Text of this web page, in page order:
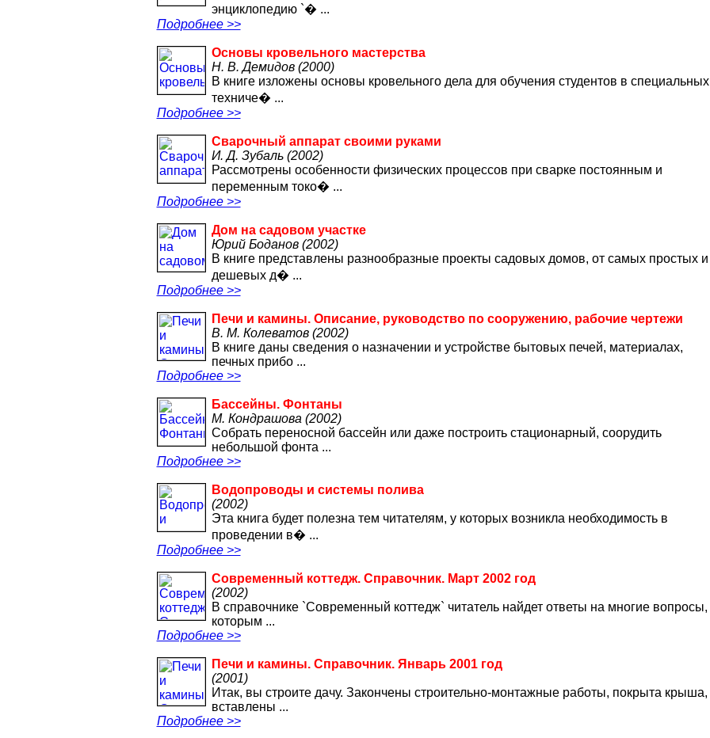
энциклопедию `� ...
Подробнее >>
Основы кровельного мастерства
Н. В. Демидов (2000)
В книге изложены основы кровельного дела для обучения студентов в специальных
техниче� ...
Подробнее >>
Сварочный аппарат своими руками
И. Д. Зубаль (2002)
Рассмотрены особенности физических процессов при сварке постоянным и
переменным токо� ...
Подробнее >>
Дом на садовом участке
Юрий Боданов (2002)
В книге представлены разнообразные проекты садовых домов, от самых простых и
дешевых д� ...
Подробнее >>
Печи и камины. Описание, руководство по сооружению, рабочие чертежи
В. М. Колеватов (2002)
В книге даны сведения о назначении и устройстве бытовых печей, материалах,
печных прибо ...
Подробнее >>
Бассейны. Фонтаны
М. Кондрашова (2002)
Собрать переносной бассейн или даже построить стационарный, соорудить
небольшой фонта ...
Подробнее >>
Водопроводы и системы полива
(2002)
Эта книга будет полезна тем читателям, у которых возникла необходимость в
проведении в� ...
Подробнее >>
Современный коттедж. Справочник. Март 2002 год
(2002)
В справочнике `Современный коттедж` читатель найдет ответы на многие вопросы,
которым ...
Подробнее >>
Печи и камины. Справочник. Январь 2001 год
(2001)
Итак, вы строите дачу. Закончены строительно-монтажные работы, покрыта крыша,
вставлены ...
Подробнее >>